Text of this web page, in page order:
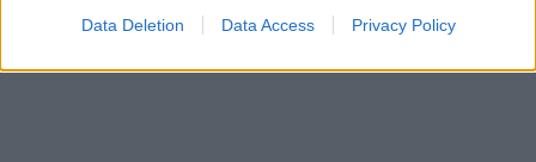
Data Deletion Data Access Privacy Policy